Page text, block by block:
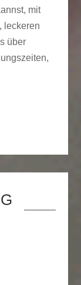
mit
leckeren
über